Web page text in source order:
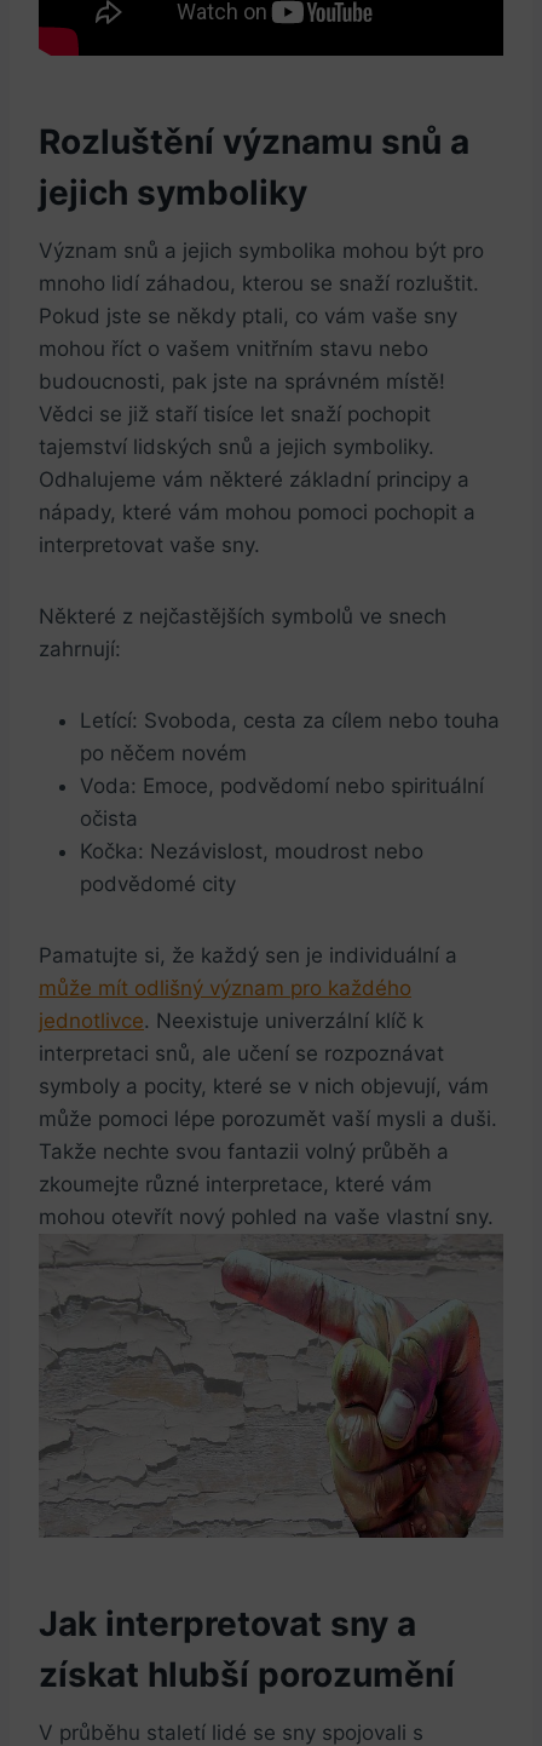
Rozluštění významu snů a
jejich symboliky
Význam snů a jejich symbolika mohou být pro
mnoho lidí záhadou, kterou se snaží rozluštit.
Pokud jste se někdy ptali, co vám vaše sny
mohou říct o vašem vnitřním stavu nebo
budoucnosti, pak jste na správném místě!
Vědci se již staří tisíce let snaží pochopit
tajemství lidských snů a jejich symboliky.
Odhalujeme vám některé základní principy a
nápady, které vám mohou pomoci pochopit a
interpretovat vaše sny.
Některé z nejčastějších symbolů ve snech
zahrnují:
Letící: Svoboda, cesta za cílem nebo touha
po něčem novém
Voda: Emoce, podvědomí nebo spirituální
očista
Kočka: Nezávislost, moudrost nebo
podvědomé city
Pamatujte si, že každý sen je individuální a
může mít odlišný význam pro každého
jednotlivce. Neexistuje univerzální klíč k
interpretaci snů, ale učení se rozpoznávat
symboly a pocity, které se v nich objevují, vám
může pomoci lépe porozumět vaší mysli a duši.
Takže nechte svou fantazii volný průběh a
zkoumejte různé interpretace, které vám
mohou otevřít nový pohled na vaše vlastní sny.
Jak interpretovat sny a
získat hlubší porozumění
V průběhu staletí lidé se sny spojovali s